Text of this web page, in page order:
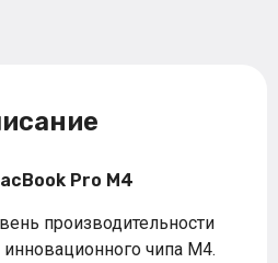
Pro M4
производительности
чипа M4.